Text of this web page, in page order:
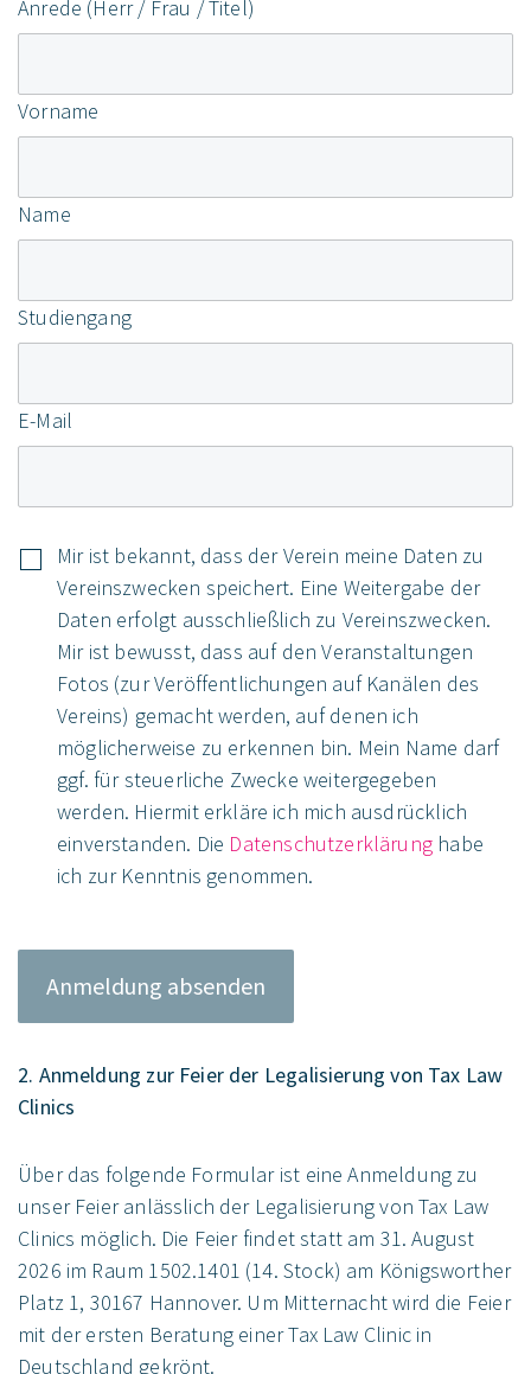
Anrede (Herr / Frau / Titel)
Vorname
Name
Studiengang
E-Mail
Mir ist bekannt, dass der Verein meine Daten zu
Vereinszwecken speichert. Eine Weitergabe der
Daten erfolgt ausschließlich zu Vereinszwecken.
Mir ist bewusst, dass auf den Veranstaltungen
Fotos (zur Veröffentlichungen auf Kanälen des
Vereins) gemacht werden, auf denen ich
möglicherweise zu erkennen bin. Mein Name darf
ggf. für steuerliche Zwecke weitergegeben
werden. Hiermit erkläre ich mich ausdrücklich
einverstanden. Die Datenschutzerklärung habe
ich zur Kenntnis genommen.
2. Anmeldung zur Feier der Legalisierung von Tax Law
Clinics
Über das folgende Formular ist eine Anmeldung zu
unser Feier anlässlich der Legalisierung von Tax Law
Clinics möglich. Die Feier findet statt am 31. August
2026 im Raum 1502.1401 (14. Stock) am Königsworther
Platz 1, 30167 Hannover. Um Mitternacht wird die Feier
mit der ersten Beratung einer Tax Law Clinic in
Deutschland gekrönt.